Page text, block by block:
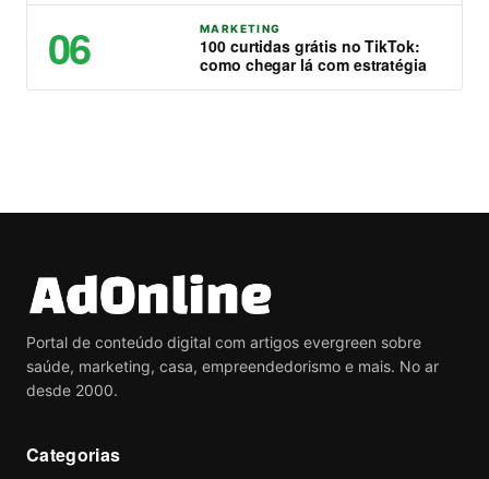
06 MARKETING
100 curtidas grátis no TikTok:
como chegar lá com estratégia
Portal de conteúdo digital com artigos evergreen sobre
saúde, marketing, casa, empreendedorismo e mais. No ar
desde 2000.
Categorias